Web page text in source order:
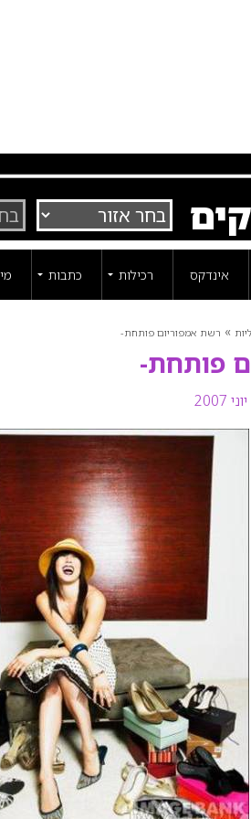
אינדקס רכילות כתבות
» רשת אמפוריום פותחת-
פותחת-